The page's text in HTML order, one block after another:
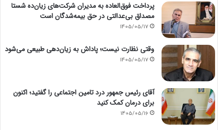
پرداخت فوق‌العاده به مدیران شرکت‌های زیان‌ده شستا
مصداق بی‌عدالتی در حق بیمه‌شدگان است
1405/05/17
وقتی نظارت نیست؛ پاداش به زیان‌دهی طبیعی می‌شود
1405/05/17
آقای رئیس جمهور درد تامین اجتماعی را گفتید؛ اکنون
برای درمان کمک کنید
1405/05/16